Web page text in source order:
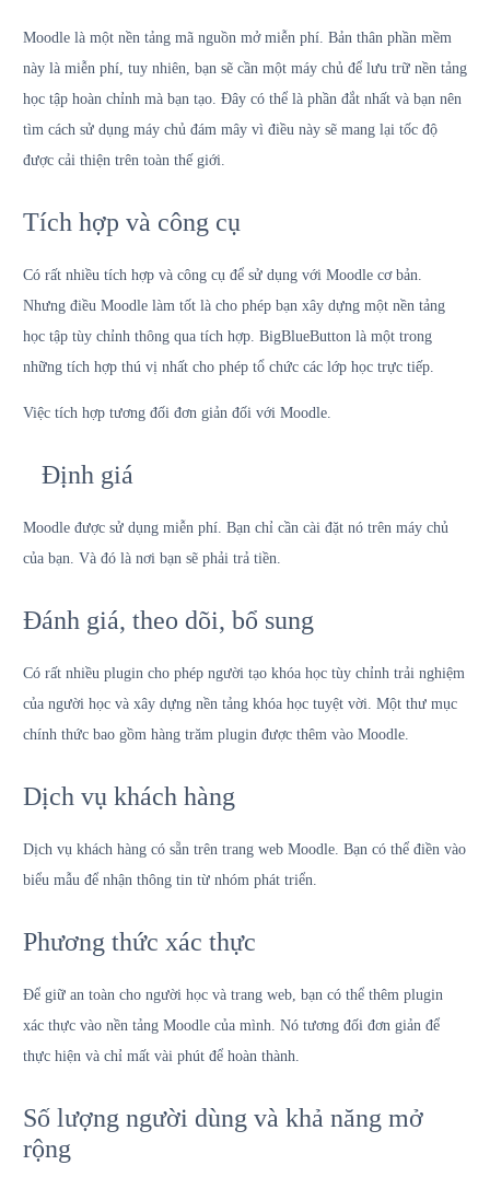
Moodle là một nền tảng mã nguồn mở miễn phí. Bản thân phần mềm
này là miễn phí, tuy nhiên, bạn sẽ cần một máy chủ để lưu trữ nền tảng
học tập hoàn chỉnh mà bạn tạo. Đây có thể là phần đắt nhất và bạn nên
tìm cách sử dụng máy chủ đám mây vì điều này sẽ mang lại tốc độ
được cải thiện trên toàn thế giới.
Tích hợp và công cụ
Có rất nhiều tích hợp và công cụ để sử dụng với Moodle cơ bản.
Nhưng điều Moodle làm tốt là cho phép bạn xây dựng một nền tảng
học tập tùy chỉnh thông qua tích hợp. BigBlueButton là một trong
những tích hợp thú vị nhất cho phép tổ chức các lớp học trực tiếp.
Việc tích hợp tương đối đơn giản đối với Moodle.
Định giá
Moodle được sử dụng miễn phí. Bạn chỉ cần cài đặt nó trên máy chủ
của bạn. Và đó là nơi bạn sẽ phải trả tiền.
Đánh giá, theo dõi, bổ sung
Có rất nhiều plugin cho phép người tạo khóa học tùy chỉnh trải nghiệm
của người học và xây dựng nền tảng khóa học tuyệt vời. Một thư mục
chính thức bao gồm hàng trăm plugin được thêm vào Moodle.
Dịch vụ khách hàng
Dịch vụ khách hàng có sẵn trên trang web Moodle. Bạn có thể điền vào
biểu mẫu để nhận thông tin từ nhóm phát triển.
Phương thức xác thực
Để giữ an toàn cho người học và trang web, bạn có thể thêm plugin
xác thực vào nền tảng Moodle của mình. Nó tương đối đơn giản để
thực hiện và chỉ mất vài phút để hoàn thành.
Số lượng người dùng và khả năng mở
rộng